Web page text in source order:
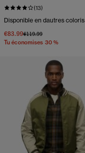
(13)
Disponible en dautres coloris
€83.99Prix réduit de
€119.99à
Tu économises 30 %